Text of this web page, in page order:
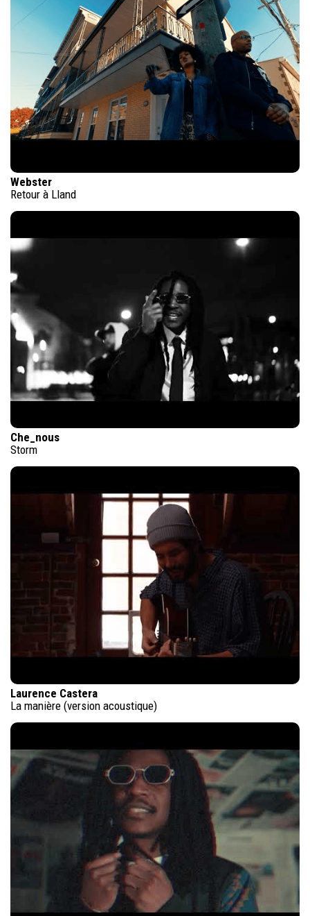
Webster
Retour à Lland
Che_nous
Storm
Laurence Castera
La manière (version acoustique)